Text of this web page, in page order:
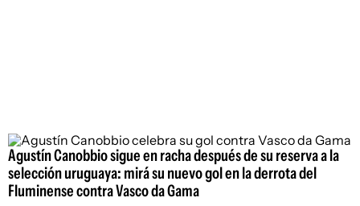
Agustín Canobbio sigue en racha después de su reserva a la
selección uruguaya: mirá su nuevo gol en la derrota del
Fluminense contra Vasco da Gama